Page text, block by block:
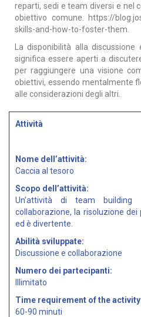
reparti, sedi e team diversi e nel
obiettivo comune.
https://
skills-and-how-to-foster-them
La disponibilità alla
significa essere aperti a
per raggiungere una visione
obiettivi, essendo mentalmente
alle considerazioni degli altri.
Attività
Nome dell’attività:
Caccia al tesoro
Scopo dell’attività:
Un’attività di team building
collaborazione, la risoluzione
ed è divertente.
Abilità sviluppate:
Discussione e collaborazione
Numero dei partecipanti:
Illimitato
Time requirement of the
60-90 minuti